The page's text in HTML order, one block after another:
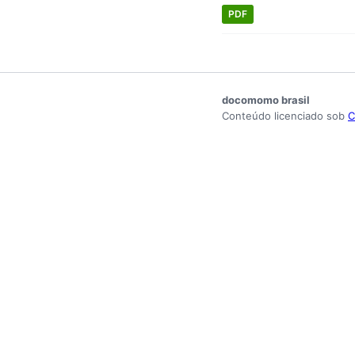
PDF
docomomo brasil
Conteúdo licenciado sob